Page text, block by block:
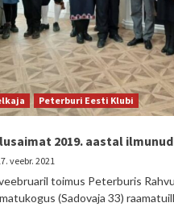
Peterburi Eesti Klubi
2019. aastal
veebr. 2021
toimus Peterburis
(Sadovaja 33)